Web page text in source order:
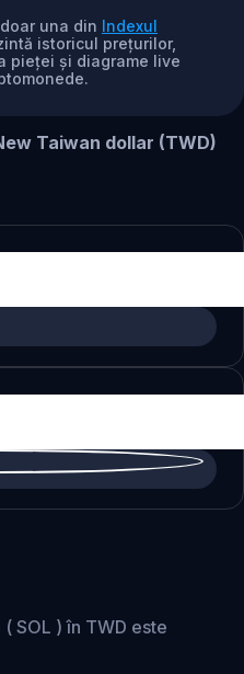
una din Indexul
istoricul prețurilor,
pieței și diagrame live
Taiwan dollar (TWD)
SOL ) în TWD este